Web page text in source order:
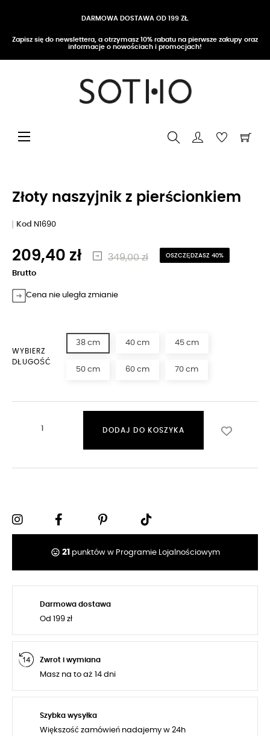
DARMOWA DOSTAWA OD 199 ZŁ
Zapisz się do newslettera, a otrzymasz 10% rabatu na pierwsze zakupy oraz
informacje o nowościach i promocjach!
Przełącz nawigację
☰
Złoty naszyjnik z pierścionkiem
Kod N1690
209,40 zł 349,00 zł OSZCZĘDZASZ 40%
Brutto
Cena nie uległa zmianie
WYBIERZ
DŁUGOŚĆ
38 cm 40 cm 45 cm
50 cm 60 cm 70 cm
DODAJ DO KOSZYKA
tag_faces 21 punktów w Programie Lojalnościowym
Darmowa dostawa
Od 199 zł
Zwrot i wymiana
Masz na to aż 14 dni
Szybka wysyłka
Większość zamówień nadajemy w 24h